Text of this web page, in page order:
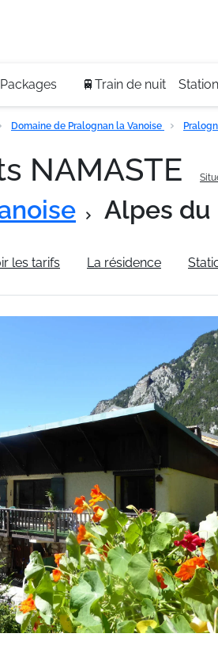
Packages 🚆Train de nuit
Domaine de Pralognan la Vanoise
NAMASTE
Alpes du
les tarifs La résidence